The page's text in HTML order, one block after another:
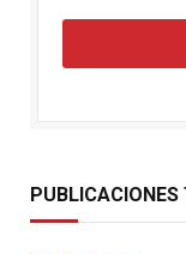
PUBLICACIONES